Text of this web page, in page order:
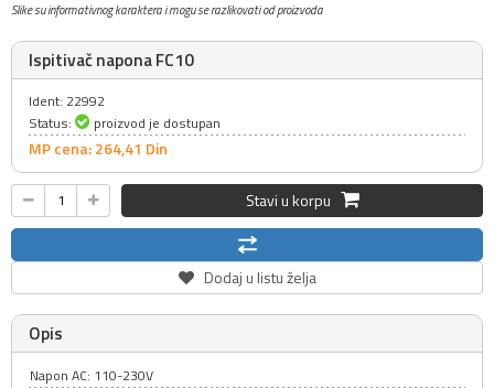
Slike su informativnog karaktera i mogu se razlikovati od proizvoda
Ispitivač napona FC10
Ident: 22992
Status:
proizvod je dostupan
MP cena: 264,41 Din
Stavi u korpu
Dodaj u listu želja
Opis
Napon AC: 110-230V